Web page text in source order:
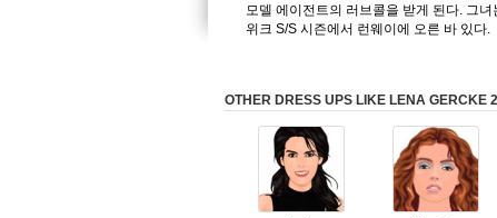
모델 에이전트의 러브콜을 받게 된다. 그
위크 S/S 시즌에서 런웨이에 오른 바 있다.
OTHER DRESS UPS LIKE LENA GERCKE 2